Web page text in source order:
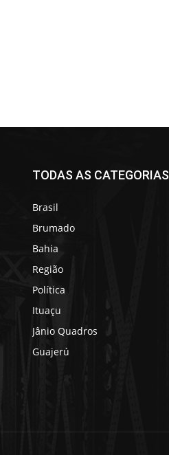
TODAS AS CATEGORIAS
Brasil
Brumado
Bahia
Região
Política
Ituaçu
Jânio Quadros
Guajerú